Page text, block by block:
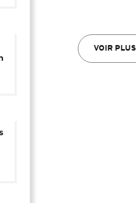
VOIR PLUS